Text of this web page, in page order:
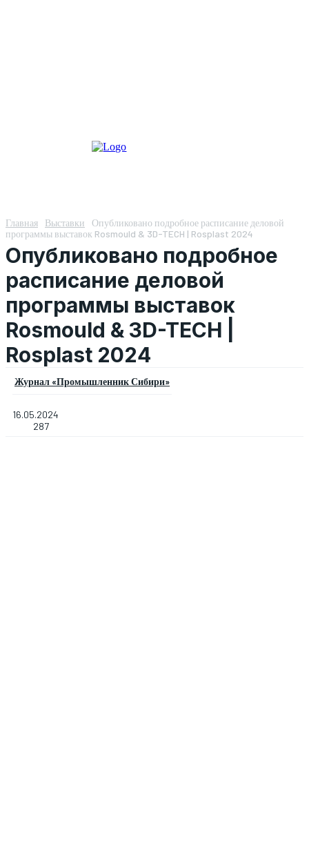
Главная Выставки
Опубликовано подробное расписание деловой
программы выставок Rosmould & 3D-TECH | Rosplast 2024
Опубликовано подробное
расписание деловой
программы выставок
Rosmould & 3D-TECH |
Rosplast 2024
Журнал «Промышленник Сибири»
16.05.2024
287